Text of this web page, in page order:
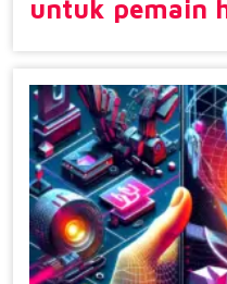
untuk pemain